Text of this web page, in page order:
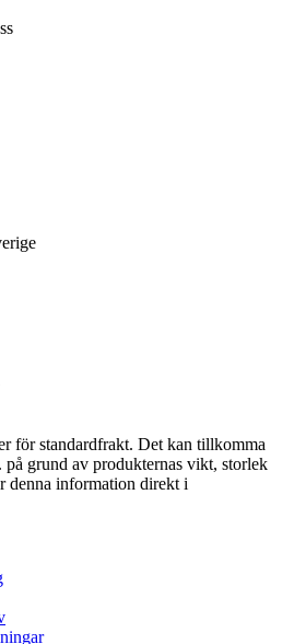
för standardfrakt. Det kan tillkomma
på grund av produkternas vikt, storlek
denna information direkt i